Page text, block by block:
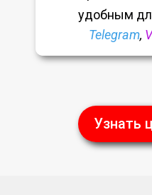
удобным
Telegram,
Узнать